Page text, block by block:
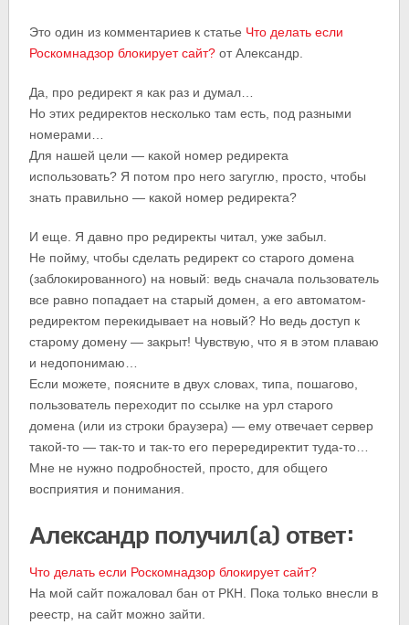
Это один из комментариев к статье Что делать если
Роскомнадзор блокирует сайт?от Александр.
Да, про редирект я как раз и думал…
Но этих редиректов несколько там есть, под разными
номерами…
Для нашей цели — какой номер редиректа
использовать? Я потом про него загуглю, просто, чтобы
знать правильно — какой номер редиректа?
И еще. Я давно про редиректы читал, уже забыл.
Не пойму, чтобы сделать редирект со старого домена
(заблокированного) на новый: ведь сначала пользователь
все равно попадает на старый домен, а его автоматом-
редиректом перекидывает на новый? Но ведь доступ к
старому домену — закрыт! Чувствую, что я в этом плаваю
и недопонимаю…
Если можете, поясните в двух словах, типа, пошагово,
пользователь переходит по ссылке на урл старого
домена (или из строки браузера) — ему отвечает сервер
такой-то — так-то и так-то его перередиректит туда-то…
Мне не нужно подробностей, просто, для общего
восприятия и понимания.
Александр получил(а) ответ:
Что делать если Роскомнадзор блокирует сайт?
На мой сайт пожаловал бан от РКН. Пока только внесли в
реестр, на сайт можно зайти.